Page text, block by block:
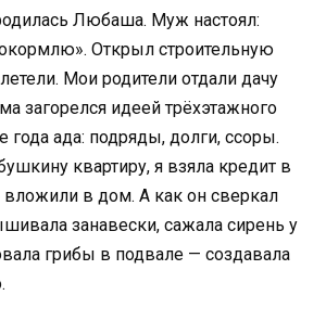
Любаша. Муж настоял:
Открыл строительную
Мои родители отдали дачу
загорелся идеей трёхэтажного
года ада: подряды, долги, ссоры.
квартиру, я взяла кредит в
в дом. А как он сверкал
занавески, сажала сирень у
грибы в подвале — создавала